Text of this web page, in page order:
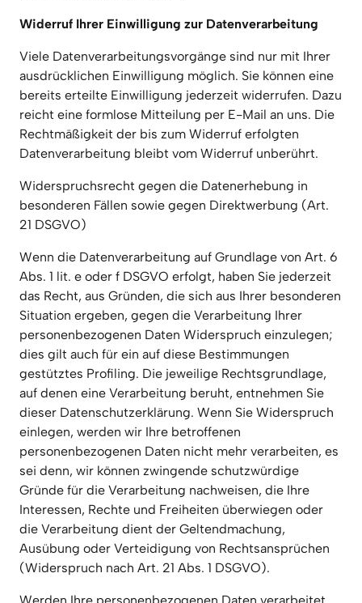
Widerruf Ihrer Einwilligung zur Datenverarbeitung
Viele Datenverarbeitungsvorgänge sind nur mit Ihrer
ausdrücklichen Einwilligung möglich. Sie können eine
bereits erteilte Einwilligung jederzeit widerrufen. Dazu
reicht eine formlose Mitteilung per E-Mail an uns. Die
Rechtmäßigkeit der bis zum Widerruf erfolgten
Datenverarbeitung bleibt vom Widerruf unberührt.
Widerspruchsrecht gegen die Datenerhebung in
besonderen Fällen sowie gegen Direktwerbung (Art.
21 DSGVO)
Wenn die Datenverarbeitung auf Grundlage von Art. 6
Abs. 1 lit. e oder f DSGVO erfolgt, haben Sie jederzeit
das Recht, aus Gründen, die sich aus Ihrer besonderen
Situation ergeben, gegen die Verarbeitung Ihrer
personenbezogenen Daten Widerspruch einzulegen;
dies gilt auch für ein auf diese Bestimmungen
gestütztes Profiling. Die jeweilige Rechtsgrundlage,
auf denen eine Verarbeitung beruht, entnehmen Sie
dieser Datenschutzerklärung. Wenn Sie Widerspruch
einlegen, werden wir Ihre betroffenen
personenbezogenen Daten nicht mehr verarbeiten, es
sei denn, wir können zwingende schutzwürdige
Gründe für die Verarbeitung nachweisen, die Ihre
Interessen, Rechte und Freiheiten überwiegen oder
die Verarbeitung dient der Geltendmachung,
Ausübung oder Verteidigung von Rechtsansprüchen
(Widerspruch nach Art. 21 Abs. 1 DSGVO).